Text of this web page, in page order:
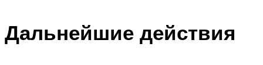
Дальнейшие действия